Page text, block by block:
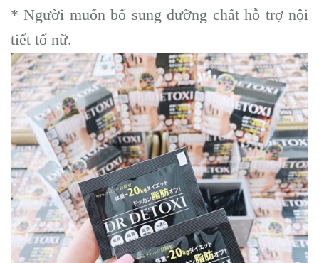
* Người muốn bổ sung dưỡng chất hỗ trợ nội
tiết tố nữ.